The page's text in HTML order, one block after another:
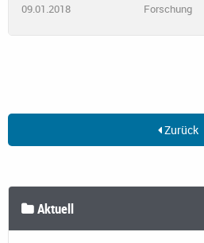
09.01.2018 Forschung
Zurück
Aktuell